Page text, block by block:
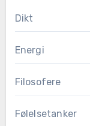
Dikt
Energi
Filosofere
Følelsetanker